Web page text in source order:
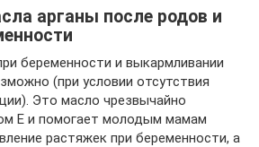
арганы после родов и
беременности и выкармливании
(при условии отсутствия
Это масло чрезвычайно
Е и помогает молодым мамам
растяжек при беременности, а